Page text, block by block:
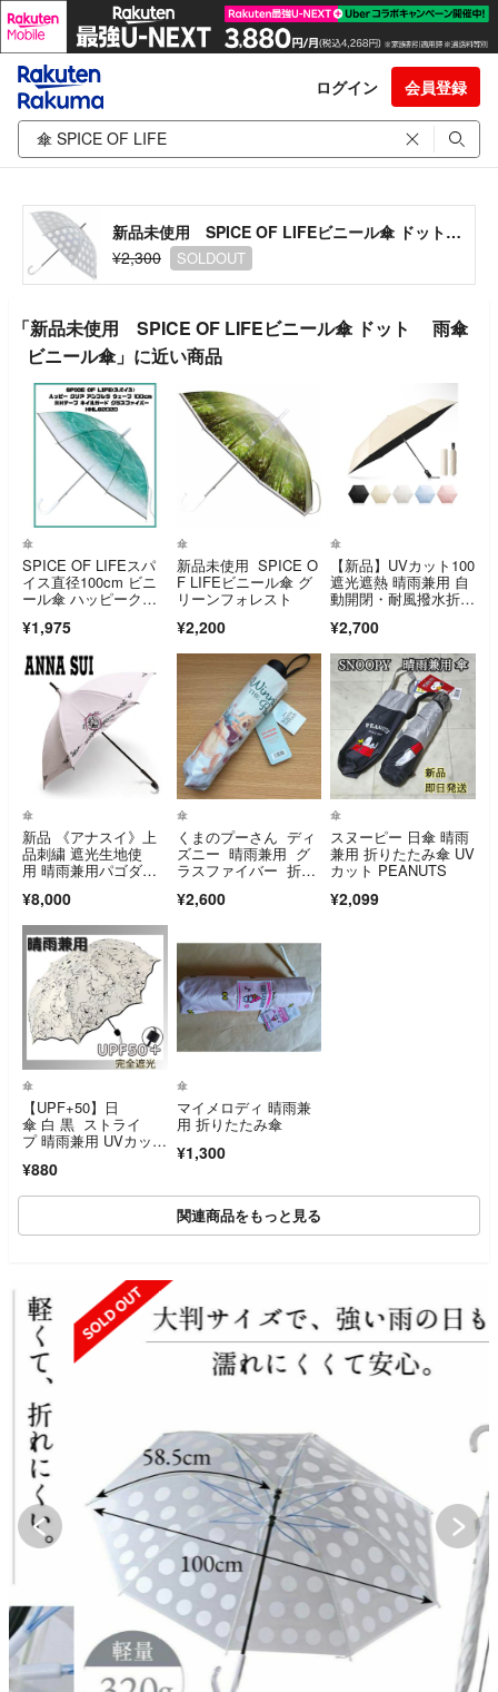
ログイン 会員登録
新品未使用 SPICE OF LIFEビニール傘 ドット 雨傘 ビニール傘
¥2,300
SOLDOUT
「新品未使用 SPICE OF LIFEビニール傘 ドット 雨傘
ビニール傘」に近い商品
傘
SPICE OF LIFEスパ
イス直径100cm ビニ
ール傘 ハッピークリ
¥1,975
傘
新品未使用 SPICE O
F LIFEビニール傘 グ
リーンフォレスト
¥2,200
傘
【新品】UVカット100
遮光遮熱 晴雨兼用 自
動開閉・耐風撥水折り
¥2,700
傘
新品 《アナスイ》上
品刺繍 遮光生地使
用 晴雨兼用パゴダ長
¥8,000
傘
くまのプーさん ディ
ズニー 晴雨兼用 グ
ラスファイバー 折り
¥2,600
傘
スヌーピー 日傘 晴雨
兼用 折りたたみ傘 UV
カット PEANUTS
¥2,099
傘
【UPF+50】日
傘 白 黒 ストライ
プ 晴雨兼用 UVカッ
線対策 おしゃれ 折り
たたみ傘 遮光 折畳
¥880
傘
マイメロディ 晴雨兼
用 折りたたみ傘
¥1,300
関連商品をもっと見る
SOLD OUT